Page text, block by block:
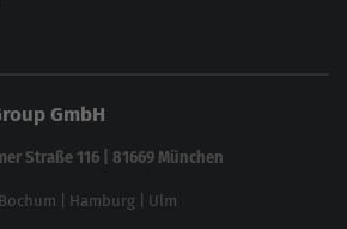
werdenGmbH
Straße 116 | 81669 München
Bochum Hamburg Ulm